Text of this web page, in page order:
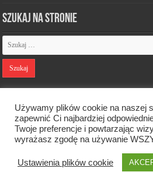
Szukaj na stronie
Designed by
Oficjalna strona Diecezji Zielonogórsko-
Używamy plików cookie na naszej
zapewnić Ci najbardziej
Twoje preferencje i powtarzając
wyrażasz zgodę na używanie
Ustawienia plików cookie